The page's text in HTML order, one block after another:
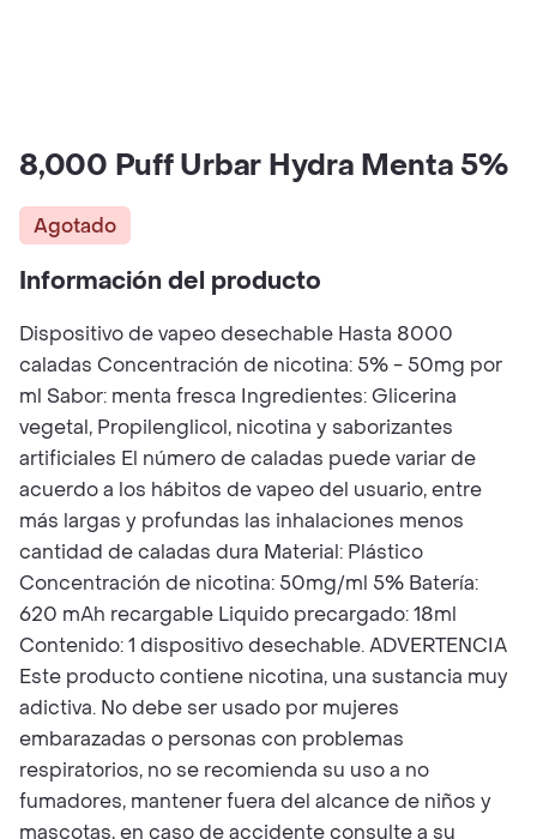
8,000 Puff Urbar Hydra Menta 5%
Agotado
Información del producto
Dispositivo de vapeo desechable Hasta 8000
caladas Concentración de nicotina: 5% - 50mg por
ml Sabor: menta fresca Ingredientes: Glicerina
vegetal, Propilenglicol, nicotina y saborizantes
artificiales El número de caladas puede variar de
acuerdo a los hábitos de vapeo del usuario, entre
más largas y profundas las inhalaciones menos
cantidad de caladas dura Material: Plástico
Concentración de nicotina: 50mg/ml 5% Batería:
620 mAh recargable Liquido precargado: 18ml
Contenido: 1 dispositivo desechable. ADVERTENCIA
Este producto contiene nicotina, una sustancia muy
adictiva. No debe ser usado por mujeres
embarazadas o personas con problemas
respiratorios, no se recomienda su uso a no
fumadores, mantener fuera del alcance de niños y
mascotas, en caso de accidente consulte a su